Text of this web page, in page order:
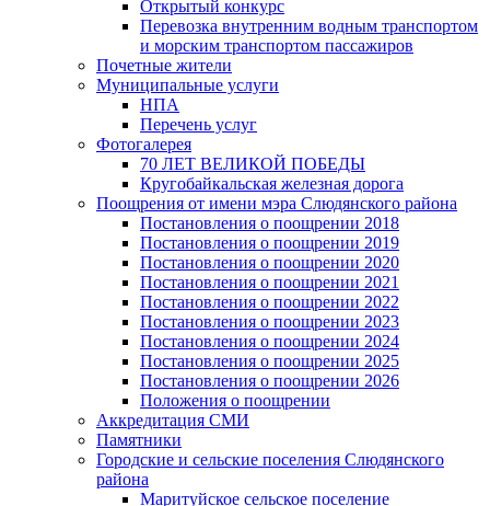
Открытый конкурс
Перевозка внутренним водным транспортом
и морским транспортом пассажиров
Почетные жители
Муниципальные услуги
НПА
Перечень услуг
Фотогалерея
70 ЛЕТ ВЕЛИКОЙ ПОБЕДЫ
Кругобайкальская железная дорога
Поощрения от имени мэра Слюдянского района
Постановления о поощрении 2018
Постановления о поощрении 2019
Постановления о поощрении 2020
Постановления о поощрении 2021
Постановления о поощрении 2022
Постановления о поощрении 2023
Постановления о поощрении 2024
Постановления о поощрении 2025
Постановления о поощрении 2026
Положения о поощрении
Аккредитация СМИ
Памятники
Городские и сельские поселения Слюдянского
района
Маритуйское сельское поселение